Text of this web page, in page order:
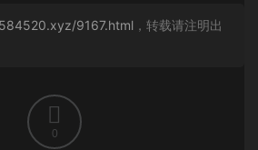
9167.html ，转载请注明出
0